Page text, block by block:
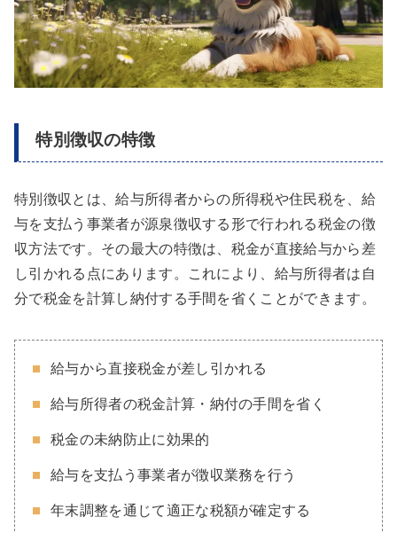
特別徴収の特徴
特別徴収とは、給与所得者からの所得税や住民税を、給
与を支払う事業者が源泉徴収する形で行われる税金の徴
収方法です。その最大の特徴は、税金が直接給与から差
し引かれる点にあります。これにより、給与所得者は自
分で税金を計算し納付する手間を省くことができます。
給与から直接税金が差し引かれる
給与所得者の税金計算・納付の手間を省く
税金の未納防止に効果的
給与を支払う事業者が徴収業務を行う
年末調整を通じて適正な税額が確定する